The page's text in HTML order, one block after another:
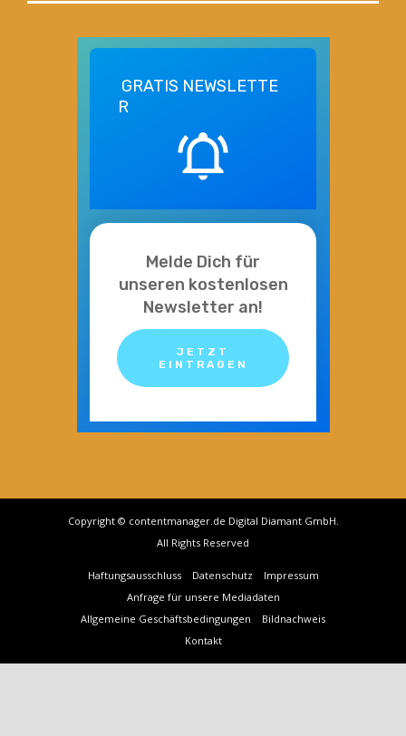
GRATIS NEWSLETTE
R
Melde Dich für
unseren kostenlosen
Newsletter an!
JETZT
EINTRAGEN
Copyright © contentmanager.de Digital Diamant GmbH.
All Rights Reserved
Haftungsausschluss Datenschutz
Impressum
Anfrage für unsere Mediadaten
Allgemeine Geschäftsbedingungen
Bildnachweis
Kontakt